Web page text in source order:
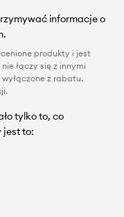
informacje o
produkty i jest
łączy się z innymi
z rabatu.
.
tylko to, co
jest to: